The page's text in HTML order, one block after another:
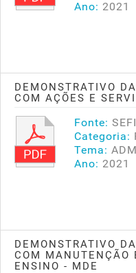
Ano: 2021
DEMONSTRATIVO
COM AÇÕES E
Fonte:
Categoria:
Tema:
Ano: 2021
DEMONSTRATIVO
COM MANUTENÇÃO
ENSINO - MDE